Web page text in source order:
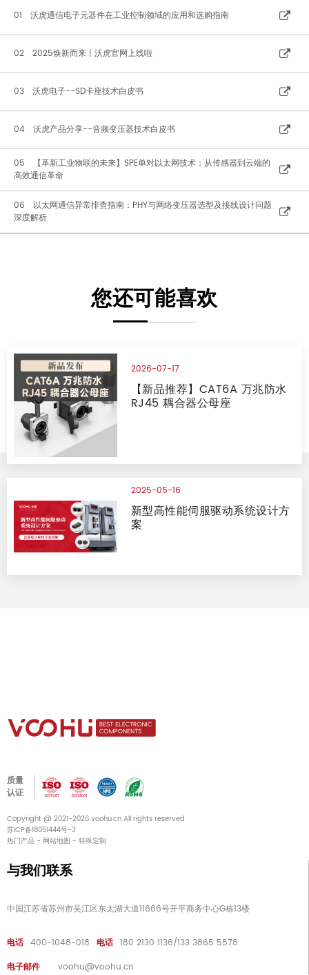
01 沃虎通信电子元器件在工业控制领域的应用和选购指南
02 2025焕新而来丨沃虎官网上线啦
03 沃虎电子--SD卡座技术白皮书
04 沃虎产品分享--音频变压器技术白皮书
05 【革新工业物联的未来】SPE单对以太网技术：从传感器到云端的
高效通信革命
06 以太网通信异常排查指南：PHY与网络变压器选型及接线设计问题
深度解析
您还可能喜欢
2026-07-17
【新品推荐】CAT6A 万兆防水
RJ45 耦合器公母座
2025-05-16
新型高性能伺服驱动系统设计方
案
质量
认证
Copyright @ 2021-2026 voohu.cn All rights reserved
苏ICP备18051444号-3
热门产品 - 网站地图 - 特殊定制
与我们联系
中国江苏省苏州市吴江区东太湖大道11666号开平商务中心G栋13楼
电话 400-1048-018 电话 180 2130 1136/133 3865 5578
电子邮件
voohu@voohu.cn